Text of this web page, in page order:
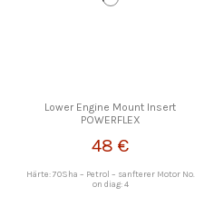
Lower Engine Mount Insert
POWERFLEX
48 €
Härte: 70Sha – Petrol – sanfterer Motor No.
on diag: 4